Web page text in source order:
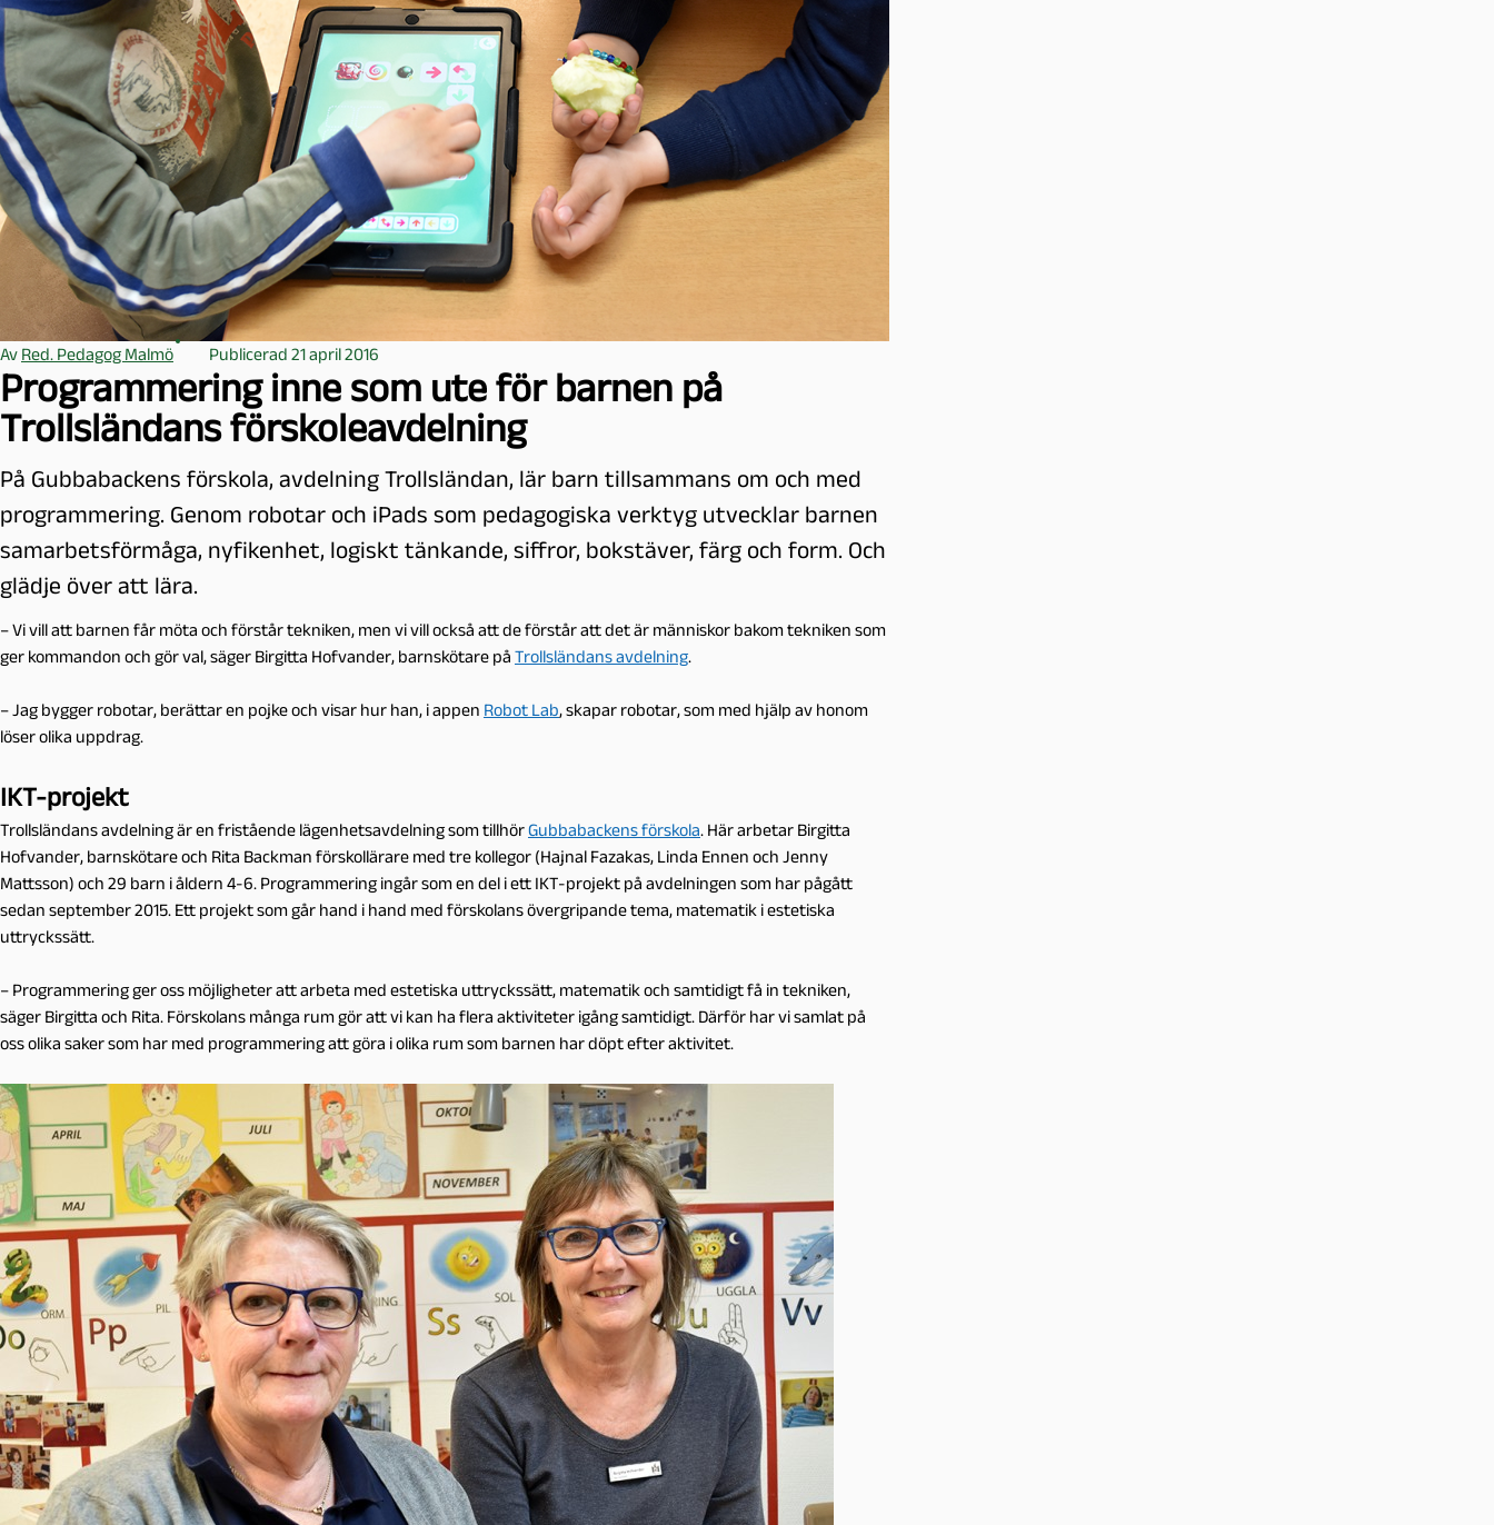
l
m
Av Red. Pedagog Malmö Publicerad 21 april 2016
Programmering inne som ute för barnen på
Trollsländans förskoleavdelning
På Gubbabackens förskola, avdelning Trollsländan, lär barn tillsammans om och med
programmering. Genom robotar och iPads som pedagogiska verktyg utvecklar barnen
samarbetsförmåga, nyfikenhet, logiskt tänkande, siffror, bokstäver, färg och form. Och
glädje över att lära.
– Vi vill att barnen får möta och förstår tekniken, men vi vill också att de förstår att det är människor bakom tekniken som
ger kommandon och gör val, säger Birgitta Hofvander, barnskötare på Trollsländans avdelning.
– Jag bygger robotar, berättar en pojke och visar hur han, i appen Robot Lab, skapar robotar, som med hjälp av honom
löser olika uppdrag.
IKT-projekt
Trollsländans avdelning är en fristående lägenhetsavdelning som tillhörGubbabackens förskola. Här arbetar Birgitta
Hofvander, barnskötare och Rita Backman förskollärare med tre kollegor (Hajnal Fazakas, Linda Ennen och Jenny
Mattsson) och 29 barn i åldern 4-6. Programmering ingår som en del i ett IKT-projekt på avdelningen som har pågått
sedan september 2015. Ett projekt som går hand i hand med förskolans övergripande tema, matematik i estetiska
uttryckssätt.
– Programmering ger oss möjligheter att arbeta med estetiska uttryckssätt, matematik och samtidigt få in tekniken,
säger Birgitta och Rita. Förskolans många rum gör att vi kan ha flera aktiviteter igång samtidigt. Därför har vi samlat på
oss olika saker som har med programmering att göra i olika rum som barnen har döpt efter aktivitet.